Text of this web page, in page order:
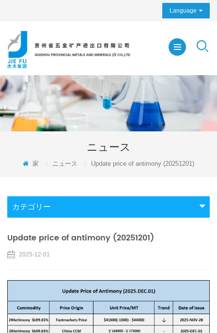
Language
ニュース
家 ニュース Update price of antimony (20251201)
カテゴリー
Update price of antimony (20251201)
2025-12-01